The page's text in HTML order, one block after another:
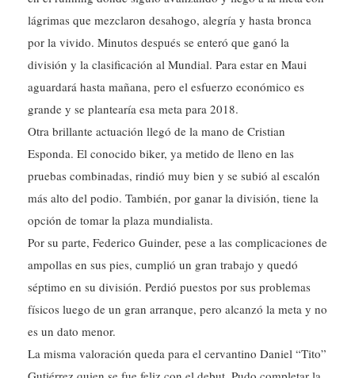
lágrimas que mezclaron desahogo, alegría y hasta bronca
por la vivido. Minutos después se enteró que ganó la
división y la clasificación al Mundial. Para estar en Maui
aguardará hasta mañana, pero el esfuerzo económico es
grande y se plantearía esa meta para 2018.
Otra brillante actuación llegó de la mano de Cristian
Esponda. El conocido biker, ya metido de lleno en las
pruebas combinadas, rindió muy bien y se subió al escalón
más alto del podio. También, por ganar la división, tiene la
opción de tomar la plaza mundialista.
Por su parte, Federico Guinder, pese a las complicaciones de
ampollas en sus pies, cumplió un gran trabajo y quedó
séptimo en su división. Perdió puestos por sus problemas
físicos luego de un gran arranque, pero alcanzó la meta y no
es un dato menor.
La misma valoración queda para el cervantino Daniel “Tito”